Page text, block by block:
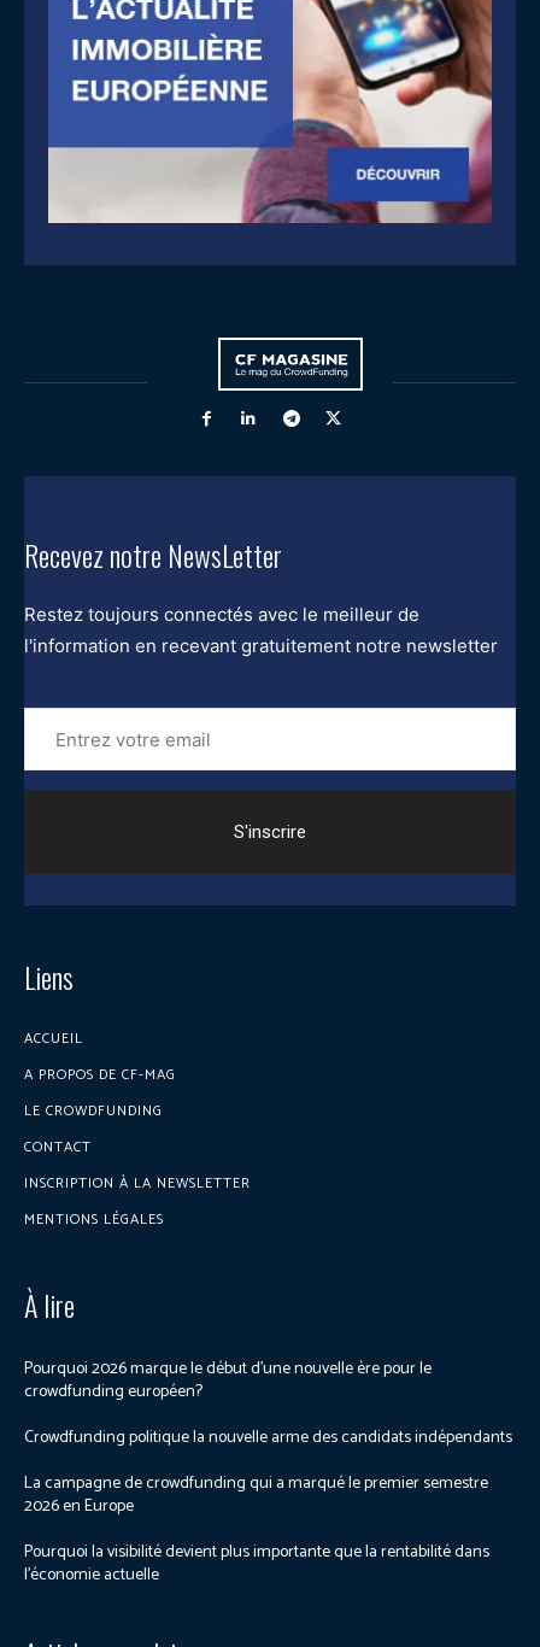
Recevez notre NewsLetter
Restez toujours connectés avec le meilleur de
l'information en recevant gratuitement notre newsletter
Entrez
votre
email
Liens
ACCUEIL
A PROPOS DE CF-MAG
LE CROWDFUNDING
CONTACT
INSCRIPTION À LA NEWSLETTER
MENTIONS LÉGALES
À lire
Pourquoi 2026 marque le début d’une nouvelle ère pour le
crowdfunding européen?
Crowdfunding politique la nouvelle arme des candidats indépendants
La campagne de crowdfunding qui a marqué le premier semestre
2026 en Europe
Pourquoi la visibilité devient plus importante que la rentabilité dans
l’économie actuelle